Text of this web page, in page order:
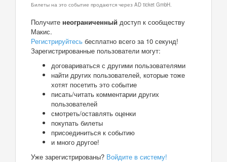
Билеты на это событие продаются через AD ticket GmbH.
Получите неограниченный доступ к сообществу
Макис.
Регистрируйтесь бесплатно всего за 10 секунд!
Зарегистрированные пользователи могут:
договариваться с другими пользователями
найти других пользователей, которые тоже
хотят посетить это событие
писать/читать комментарии других
пользователей
смотреть/оставлять оценки
покупать билеты
присоединиться к событию
и много другое!
Уже зарегистрированы? Войдите в систему!